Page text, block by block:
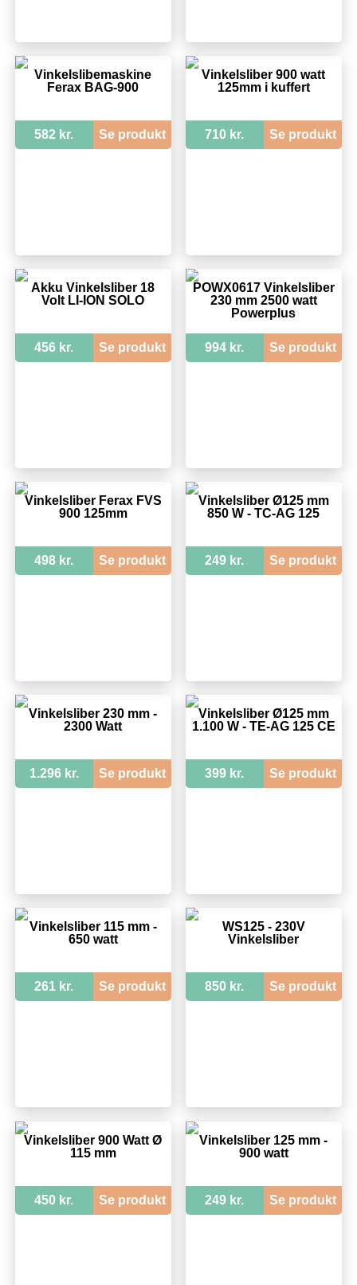
Vinkelslibemaskine
Ferax BAG-900
582 kr. Se produkt
Vinkelsliber 900 watt
125mm i kuffert
710 kr. Se produkt
Akku Vinkelsliber 18
Volt LI-ION SOLO
456 kr. Se produkt
POWX0617 Vinkelsliber
230 mm 2500 watt
Powerplus
994 kr. Se produkt
Vinkelsliber Ferax FVS
900 125mm
498 kr. Se produkt
Vinkelsliber Ø125 mm
850 W - TC-AG 125
249 kr. Se produkt
Vinkelsliber 230 mm -
2300 Watt
1.296 kr. Se produkt
Vinkelsliber Ø125 mm
1.100 W - TE-AG 125 CE
399 kr. Se produkt
Vinkelsliber 115 mm -
650 watt
261 kr. Se produkt
WS125 - 230V
Vinkelsliber
850 kr. Se produkt
Vinkelsliber 900 Watt Ø
115 mm
450 kr. Se produkt
Vinkelsliber 125 mm -
900 watt
249 kr. Se produkt